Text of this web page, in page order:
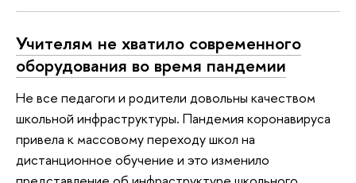
Учителям не хватило современного
оборудования во время пандемии
Не все педагоги и родители довольны качеством
школьной инфраструктуры. Пандемия коронавируса
привела к массовому переходу школ на
дистанционное обучение и это изменило